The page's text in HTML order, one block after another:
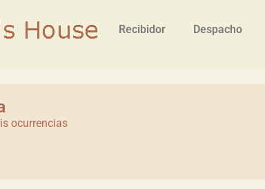
Recibidor Despacho
ocurrencias